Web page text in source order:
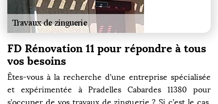
FD Rénovation 11 pour répondre à tous
vos besoins
Êtes-vous à la recherche d’une entreprise spécialisée
et expérimentée à Pradelles Cabardes 11380 pour
s’occuper de vos travaux de zinguerie ? Si c’est le cas,